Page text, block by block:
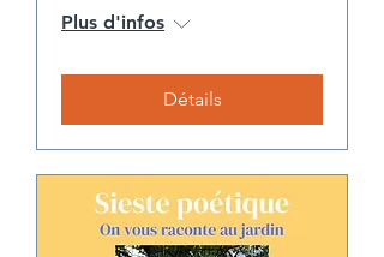
Plus d'infos
Détails